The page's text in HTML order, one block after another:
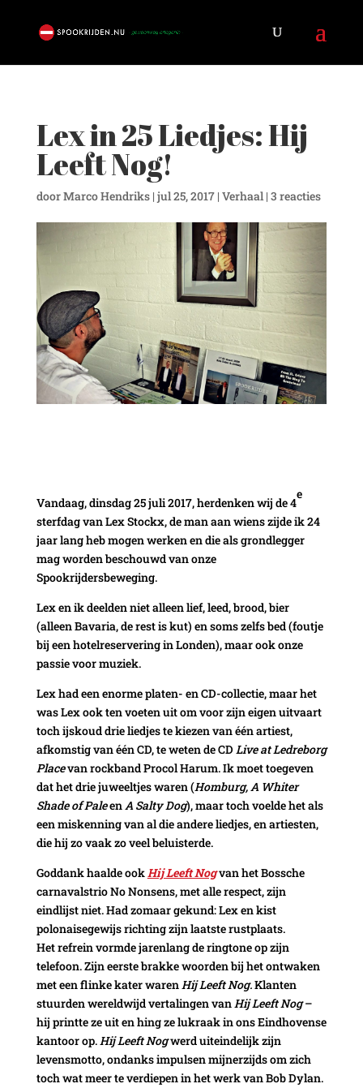
Lex in 25 Liedjes: Hij
Leeft Nog!
doorMarco Hendriks| jul 25, 2017| Verhaal| 3 reacties
Vandaag, dinsdag 25 juli 2017, herdenken wij de 4
e
sterfdag van Lex Stockx, de man aan wiens zijde ik 24
jaar lang heb mogen werken en die als grondlegger
mag worden beschouwd van onze
Spookrijdersbeweging.
Lex en ik deelden niet alleen lief, leed, brood, bier
(alleen Bavaria, de rest is kut) en soms zelfs bed (foutje
bij een hotelreservering in Londen), maar ook onze
passie voor muziek.
Lex had een enorme platen- en CD-collectie, maar het
was Lex ook ten voeten uit om voor zijn eigen uitvaart
toch ijskoud drie liedjes te kiezen van één artiest,
afkomstig van één CD, te weten de CD Live at Ledreborg
Placevan rockband Procol Harum. Ik moet toegeven
dat het drie juweeltjes waren (Homburg, A Whiter
Shade of PaleenA Salty Dog), maar toch voelde het als
een miskenning van al die andere liedjes, en artiesten,
die hij zo vaak zo veel beluisterde.
Goddank haalde ookHij Leeft Nogvan het Bossche
carnavalstrio No Nonsens, met alle respect, zijn
eindlijst niet. Had zomaar gekund: Lex en kist
polonaisegewijs richting zijn laatste rustplaats.
Het refrein vormde jarenlang de ringtone op zijn
telefoon. Zijn eerste brakke woorden bij het ontwaken
met een flinke kater warenHij Leeft Nog.Klanten
stuurden wereldwijd vertalingen vanHij Leeft Nog–
hij printte ze uit en hing ze lukraak in ons Eindhovense
kantoor op.Hij Leeft Nogwerd uiteindelijk zijn
levensmotto, ondanks impulsen mijnerzijds om zich
toch wat meer te verdiepen in het werk van Bob Dylan.